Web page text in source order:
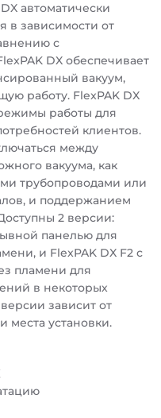
автоматически
в зависимости от
с
DX обеспечивает
вакуум,
работу. FlexPAK DX
работы для
клиентов.
между
вакуума, как
трубопроводами или
и поддержанием
2 версии:
панелью для
и FlexPAK DX F2 с
пламени для
в некоторых
зависит от
места установки.